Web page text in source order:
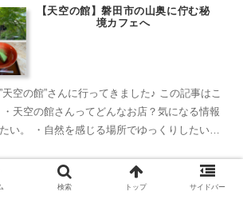
【天空の館】磐田市の山奥に佇む秘
境カフェへ
館”さんに行ってきました♪ この記事はこ
天空の館さんってどんなお店？気になる情報
くりしたい。
【豆治（まめじ）】焼津市の老舗和
検索 トップ サイドバー